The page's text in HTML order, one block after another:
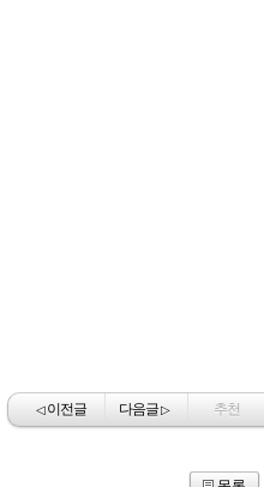
◁이전글 다음글▷ 추천